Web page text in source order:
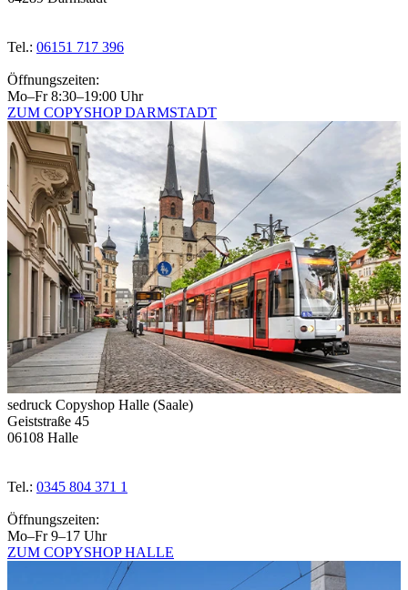
Tel.: 06151 717 396
Öffnungszeiten:
Mo–Fr 8:30–19:00 Uhr
ZUM COPYSHOP DARMSTADT
sedruck Copyshop Halle (Saale)
Geiststraße 45
06108 Halle
Tel.: 0345 804 371 1
Öffnungszeiten:
Mo–Fr 9–17 Uhr
ZUM COPYSHOP HALLE